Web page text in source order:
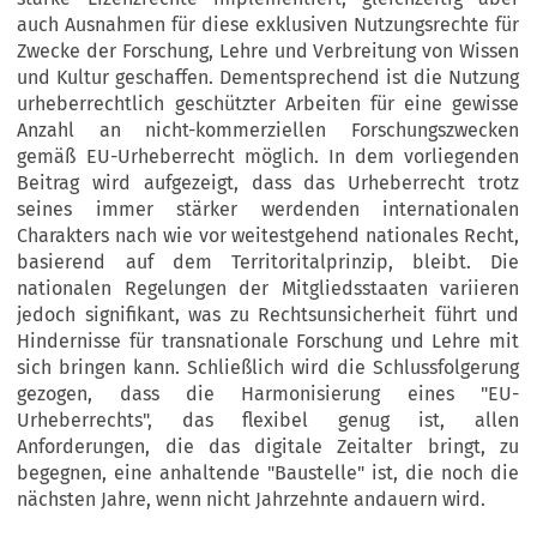
auch Ausnahmen für diese exklusiven Nutzungsrechte für
Zwecke der Forschung, Lehre und Verbreitung von Wissen
und Kultur geschaffen. Dementsprechend ist die Nutzung
urheberrechtlich geschützter Arbeiten für eine gewisse
Anzahl an nicht-kommerziellen Forschungszwecken
gemäß EU-Urheberrecht möglich. In dem vorliegenden
Beitrag wird aufgezeigt, dass das Urheberrecht trotz
seines immer stärker werdenden internationalen
Charakters nach wie vor weitestgehend nationales Recht,
basierend auf dem Territoritalprinzip, bleibt. Die
nationalen Regelungen der Mitgliedsstaaten variieren
jedoch signifikant, was zu Rechtsunsicherheit führt und
Hindernisse für transnationale Forschung und Lehre mit
sich bringen kann. Schließlich wird die Schlussfolgerung
gezogen, dass die Harmonisierung eines "EU-
Urheberrechts", das flexibel genug ist, allen
Anforderungen, die das digitale Zeitalter bringt, zu
begegnen, eine anhaltende "Baustelle" ist, die noch die
nächsten Jahre, wenn nicht Jahrzehnte andauern wird.